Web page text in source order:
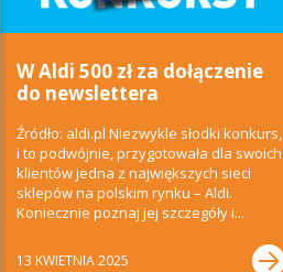
W Aldi 500 zł za dołączenie
do newslettera
Źródło: aldi.pl Niezwykle słodki konkurs,
i to podwójnie, przygotowała dla swoich
klientów jedna z największych sieci
sklepów na polskim rynku – Aldi.
Koniecznie poznaj jej szczegóły i...
13 KWIETNIA 2025